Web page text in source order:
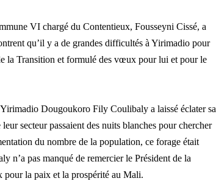
VI chargé du Contentieux, Fousseyni Cissé, a
qu’il y a de grandes difficultés à Yirimadio pour
la Transition et formulé des vœux pour lui et pour le
Dougoukoro Fily Coulibaly a laissé éclater sa
secteur passaient des nuits blanches pour chercher
du nombre de la population, ce forage était
n’a pas manqué de remercier le Président de la
la paix et la prospérité au Mali.